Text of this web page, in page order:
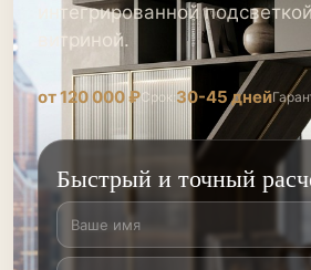
интегрированной
витриной.
от 120 000 ₽Срок: 30-45 дней
Быстрый и точный